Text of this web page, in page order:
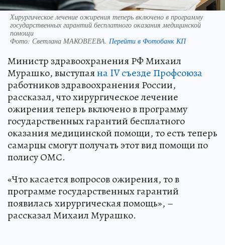
Хирургическое лечение ожирения теперь включено в программу
государственных гарантий бесплатного оказания медицинской
помощи
Фото: Светлана МАКОВЕЕВА. Перейти в Фотобанк КП
Министр здравоохранения РФ Михаил
Мурашко, выступаяна IV съезде Профсоюза
работников здравоохранения России,
рассказал, что хирургическое лечение
ожирения теперь включено в программу
государственных гарантий бесплатного
оказания медицинской помощи, то есть теперь
самарцы смогут получать этот вид помощи по
полису ОМС.
«Что касается вопросов ожирения, то в
программе государственных гарантий
появилась хирургическая помощь», –
рассказал Михаил Мурашко.